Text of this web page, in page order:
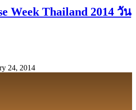
Week Thailand 2014 วัน
24, 2014